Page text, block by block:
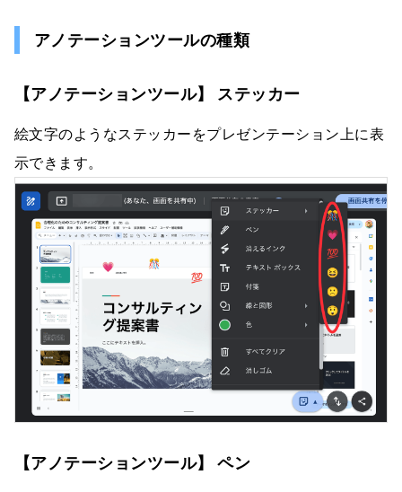
アノテーションツールの種類
【アノテーションツール】 ステッカー
絵文字のようなステッカーをプレゼンテーション上に表
示できます。
【アノテーションツール】 ペン